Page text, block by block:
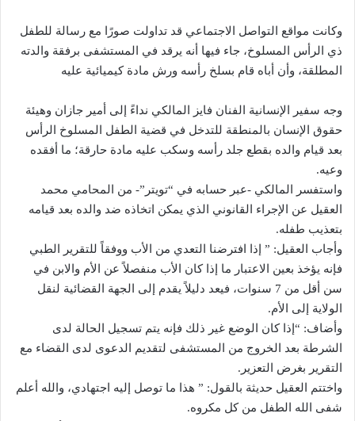
وكانت مواقع التواصل الاجتماعي قد تداولت صورًا مع رسالة للطفل
ذي الرأس المسلوخ، جاء فيها أنه يرقد في المستشفى برفقة والدته
المطلقة، وأن أباه قام بسلخ رأسه ورش مادة كيميائية عليه
وجه سفير الإنسانية الفنان فايز المالكي نداءً إلى أمير جازان وهيئة
حقوق الإنسان بالمنطقة للتدخل في قضية الطفل المسلوخ الرأس
بعد قيام والده بقطع جلد رأسه وسكب عليه مادة حارقة؛ ما أفقده
وعيه.
واستفسر المالكي -عبر حسابه في “تويتر”- من المحامي محمد
العقيل عن الإجراء القانوني الذي يمكن اتخاذه ضد والده بعد قيامه
بتعذيب طفله.
وأجاب العقيل: ” إذا افترضنا التعدي من الأب ووفقاً للتقرير الطبي
فإنه يؤخذ بعين الاعتبار ما إذا كان الأب منفصلاً عن الأم والابن في
سن أقل من 7 سنوات، فيعد دليلاً يقدم إلى الجهة القضائية لنقل
الولاية إلى الأم.
وأضاف: “إذا كان الوضع غير ذلك فإنه يتم تسجيل الحالة لدى
الشرطة بعد الخروج من المستشفى لتقديم الدعوى لدى القضاء مع
التقرير بغرض التعزير.
واختتم العقيل حديثة بالقول: ” هذا ما توصل إليه اجتهادي، والله أعلم
شفى الله الطفل من كل مكروه.